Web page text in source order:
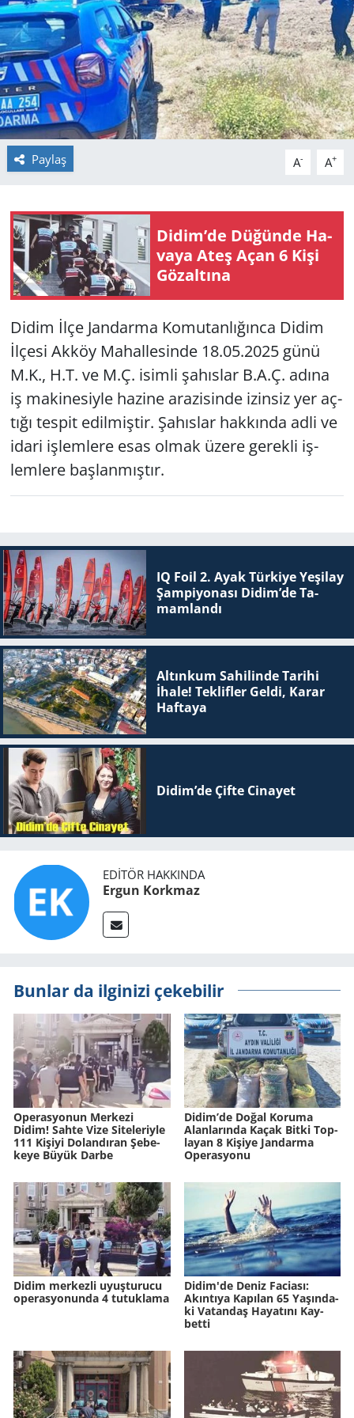
Paylaş A- A+
Didim’de Dü­ğün­de Ha­
va­ya Ateş Açan 6 Kişi
Gö­zal­tı­na
Didim İlçe Jan­dar­ma Ko­mu­tan­lı­ğın­ca Didim
İlçesi Akköy Ma­hal­le­sin­de 18.05.2025 günü
M.K., H.T. ve M.Ç. isim­li şa­hıs­lar B.A.Ç. adına
iş ma­ki­ne­siy­le ha­zi­ne ara­zi­sin­de izin­siz yer aç­
tı­ğı tes­pit edil­miş­tir. Şa­hıs­lar hak­kın­da adli ve
idari iş­lem­le­re esas olmak üzere ge­rek­li iş­
lem­le­re baş­lan­mış­tır.
IQ Foil 2. Ayak Tür­ki­ye Ye­şi­lay
Şam­pi­yo­na­sı Didim’de Ta­
mam­lan­dı
Altınkum Sahilinde Tarihi
İhale! Teklifler Geldi, Karar
Haftaya
Didim’de Çifte Ci­na­yet
EDITÖR HAKKINDA
Ergun Korkmaz
Bunlar da ilginizi çekebilir
Ope­ras­yo­nun Mer­ke­zi
Didim! Sahte Vize Si­te­le­riy­le
111 Ki­şi­yi Do­lan­dı­ran Şe­be­
ke­ye Büyük Darbe
Didim’de Doğal Ko­ru­ma
Alan­la­rın­da Kaçak Bitki Top­
la­yan 8 Ki­şi­ye Jan­dar­ma
Ope­ras­yo­nu
Didim merkezli uyuşturucu
operasyonunda 4 tutuklama
Didim'de Deniz Fa­ci­ası:
Akın­tı­ya Ka­pı­lan 65 Ya­şın­da­
ki Va­tan­daş Ha­ya­tı­nı Kay­
bet­ti
GÜNDEM
HABERDE İNSAN
KÜLTÜR SANAT
MAGAZİN
RESMİ İLANLAR
SAĞLIK
SPOR
Yerel